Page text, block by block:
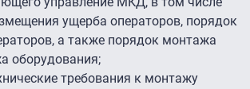
ущерба операторов, порядок
а также порядок монтажа
оборудования;
требования к монтажу